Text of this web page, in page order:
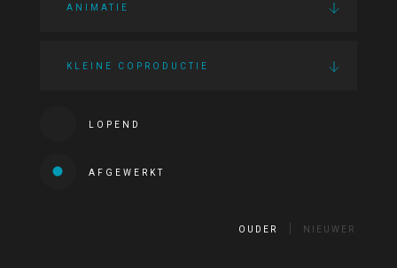
ANIMATIE
KLEINE COPRODUCTIE
LOPEND
AFGEWERKT
OUDER NIEUWER